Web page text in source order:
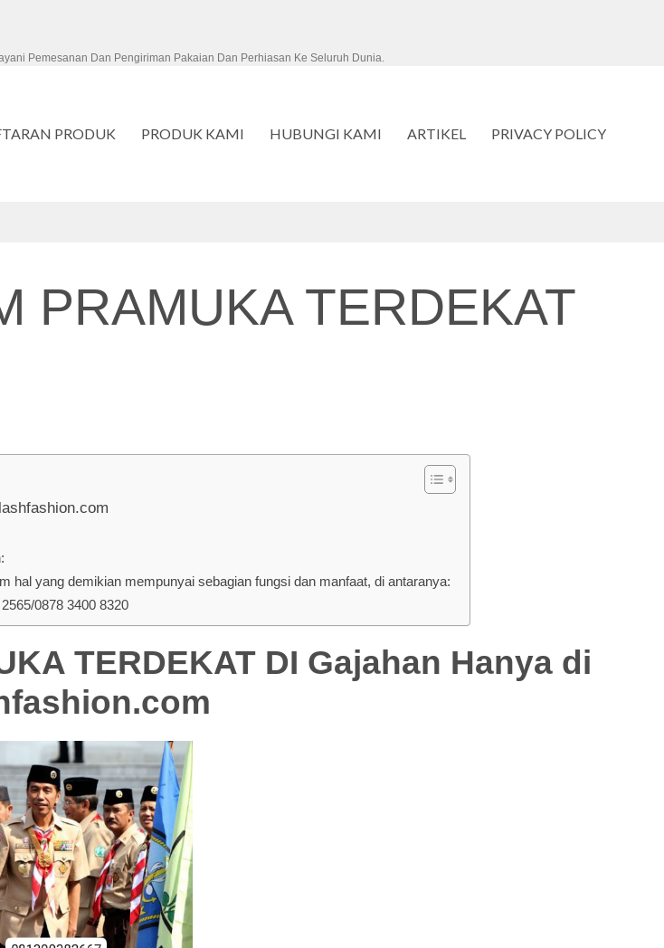
Pemesanan Dan Pengiriman Pakaian Dan Perhiasan Ke Seluruh Dunia.
PRODUK PRODUK KAMI HUBUNGI KAMI ARTIKEL PRIVACY POLICY
PRAMUKA TERDEKAT
yang demikian mempunyai sebagian fungsi dan manfaat, di antaranya:
0878 3400 8320
TERDEKAT DI Gajahan Hanya di